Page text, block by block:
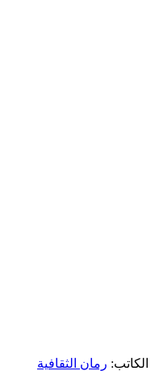
الكاتب: رمان الثقافية